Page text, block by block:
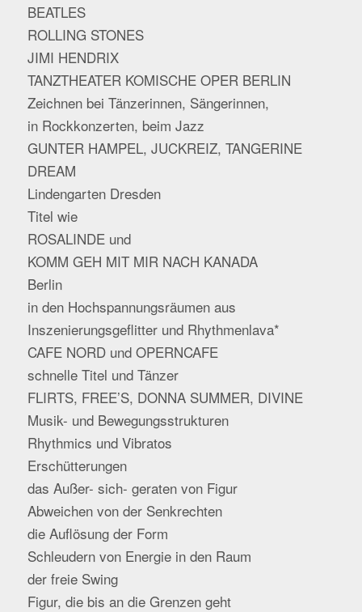
BEATLES
ROLLING STONES
JIMI HENDRIX
TANZTHEATER KOMISCHE OPER BERLIN
Zeichnen bei Tänzerinnen, Sängerinnen,
in Rockkonzerten, beim Jazz
GUNTER HAMPEL, JUCKREIZ, TANGERINE
DREAM
Lindengarten Dresden
Titel wie
ROSALINDE und
KOMM GEH MIT MIR NACH KANADA
Berlin
in den Hochspannungsräumen aus
Inszenierungsgeflitter und Rhythmenlava*
CAFE NORD und OPERNCAFE
schnelle Titel und Tänzer
FLIRTS, FREE’S, DONNA SUMMER, DIVINE
Musik- und Bewegungsstrukturen
Rhythmics und Vibratos
Erschütterungen
das Außer- sich- geraten von Figur
Abweichen von der Senkrechten
die Auflösung der Form
Schleudern von Energie in den Raum
der freie Swing
Figur, die bis an die Grenzen geht